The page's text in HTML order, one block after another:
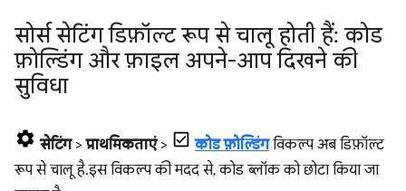
सोर्स सेटिंग डिफ़ॉल्ट रूप से चालू होती हैं: कोड
फ़ोल्डिंग और फ़ाइल अपने-आप दिखने की
सुविधा
सेटिंग>प्राथमिकताएं> कोड फ़ोल्डिंगविकल्प अब डिफ़ॉल्ट
रूप से चालू है. इस विकल्प की मदद से, कोड ब्लॉक को छोटा किया जा